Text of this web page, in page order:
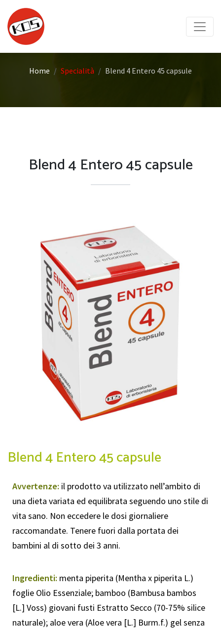
Home Specialità Blend 4 Entero 45 capsule
Blend 4 Entero 45 capsule
Blend 4 Entero 45 capsule
Avvertenze: il prodotto va utilizzato nell’ambito di
una dieta variata ed equilibrata seguendo uno stile di
vita sano. Non eccedere le dosi giornaliere
raccomandate. Tenere fuori dalla portata dei
bambini al di sotto dei 3 anni.
Ingredienti: menta piperita (Mentha x piperita L.)
foglie Olio Essenziale; bamboo (Bambusa bambos
[L.] Voss) giovani fusti Estratto Secco (70-75% silice
naturale); aloe vera (Aloe vera [L.] Burm.f.) gel senza